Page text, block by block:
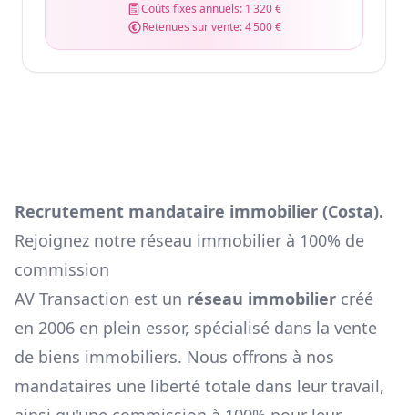
Coûts fixes annuels: 1 320 €
Retenues sur vente:4 500 €
Recrutement mandataire immobilier (Costa).
Rejoignez notre réseau immobilier à 100% de
commission
AV Transaction est un réseau immobilier créé
en 2006 en plein essor, spécialisé dans la vente
de biens immobiliers. Nous offrons à nos
mandataires une liberté totale dans leur travail,